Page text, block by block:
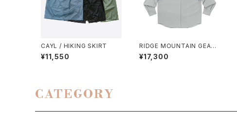
CAYL / HIKING SKIRT
¥11,550
RIDGE MOUNTAIN GEAR /
BASIC LONG SLEEVE SHI
RT（WOMEN）2026
¥17,300
CATEGORY